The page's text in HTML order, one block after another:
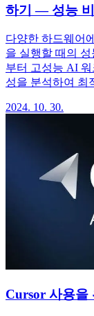
하기 — 성능
다양한 하드웨어
을 실행할 때의 성
부터 고성능 AI
성을 분석하여 최
2024. 10. 30.
Cursor 사용을